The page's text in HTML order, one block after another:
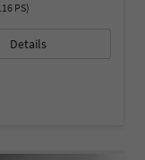
PS)
Details